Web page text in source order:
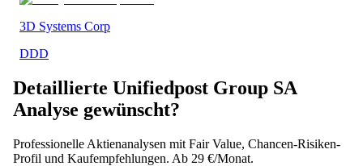
3D Systems Corp
DDD
Detaillierte Unifiedpost Group SA
Analyse gewünscht?
Professionelle Aktienanalysen mit Fair Value, Chancen-Risiken-
Profil und Kaufempfehlungen. Ab 29 €/Monat.